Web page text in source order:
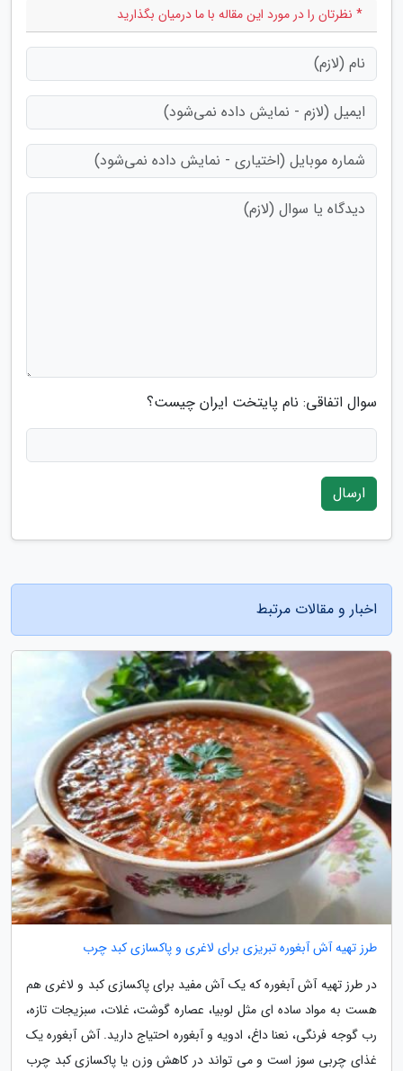
* نظرتان را در مورد این مقاله با ما درمیان بگذارید
سوال اتفاقی: نام پایتخت ایران چیست؟
ارسال
اخبار و مقالات مرتبط
طرز تهیه آش آبغوره تبریزی برای لاغری و پاکسازی کبد چرب
در طرز تهیه آش آبغوره که یک آش مفید برای پاکسازی کبد و لاغری هم
هست به مواد ساده ای مثل لوبیا، عصاره گوشت، غلات، سبزیجات تازه،
رب گوجه فرنگی، نعنا داغ، ادویه و آبغوره احتیاج دارید. آش آبغوره یک
غذای چربی سوز است و می تواند در کاهش وزن یا پاکسازی کبد چرب